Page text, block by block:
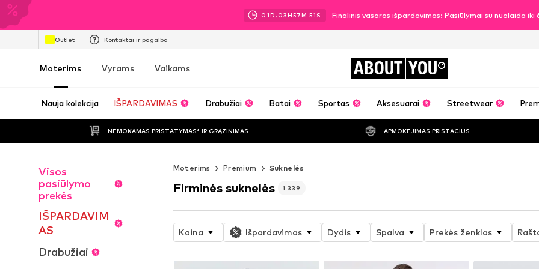
01D.03H57M 47S Finalinis vasaros išpardavimas: Pasiūlymai su nuolaida iki
Outlet Kontaktai ir pagalba
Moterims Vyrams Vaikams ABOUT YOU
Nauja kolekcija IŠPARDAVIMAS Drabužiai Batai Sportas Aksesuarai Streetwear
NEMOKAMAS PRISTATYMAS* IR GRĄŽINIMAS APMOKĖJIMAS PRISTAČIUS
Visos
pasiūlymo
prekės
IŠPARDAVIM
AS
Drabužiai
Moterims Premium Suknelės
Firminės suknelės 1 339
Kaina Išpardavimas Dydis Spalva Prekės ženklas